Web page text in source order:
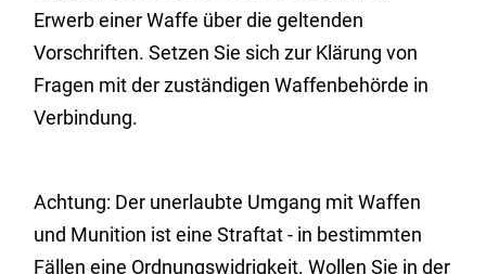
Erwerb einer Waffe über die geltenden
Vorschriften. Setzen Sie sich zur Klärung von
Fragen mit der zuständigen Waffenbehörde in
Verbindung.
Achtung: Der unerlaubte Umgang mit Waffen
und Munition ist eine Straftat - in bestimmten
Fällen eine Ordnungswidrigkeit.Wollen Sie in der